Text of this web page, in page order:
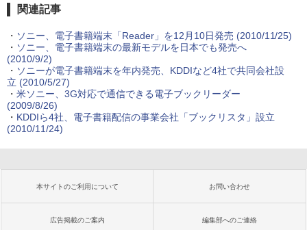
関連記事
・ ソニー、電子書籍端末「Reader」を12月10日発売 (2010/11/25)
・ ソニー、電子書籍端末の最新モデルを日本でも発売へ
(2010/9/2)
・ ソニーが電子書籍端末を年内発売、KDDIなど4社で共同会社設
立 (2010/5/27)
・ 米ソニー、3G対応で通信できる電子ブックリーダー
(2009/8/26)
・ KDDIら4社、電子書籍配信の事業会社「ブックリスタ」設立
(2010/11/24)
本サイトのご利用について お問い合わせ
広告掲載のご案内 編集部へのご連絡